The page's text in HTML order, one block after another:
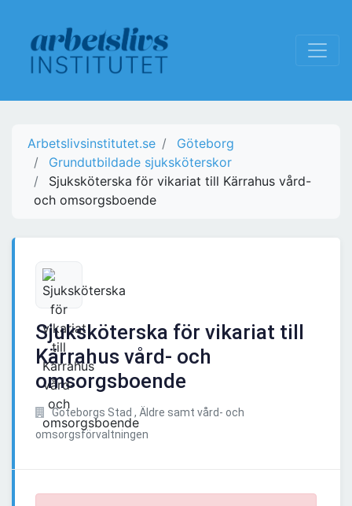
Arbetslivsinstitutet.se
Göteborg
Grundutbildade sjuksköterskor
Sjuksköterska för vikariat till Kärrahus vård-
och omsorgsboende
Sjuksköterska för vikariat till
Kärrahus vård- och
omsorgsboende
Göteborgs Stad , Äldre samt vård- och
omsorgsförvaltningen